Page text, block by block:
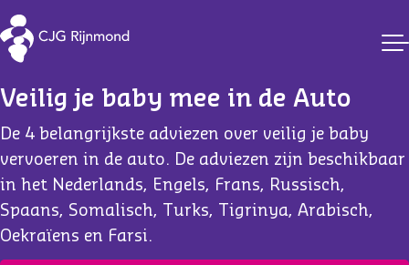
CJG Rijnmond
Veilig je baby mee in de Auto
De 4 belangrijkste adviezen over veilig je baby
vervoeren in de auto. De adviezen zijn beschikbaar
in het Nederlands, Engels, Frans, Russisch,
Spaans, Somalisch, Turks, Tigrinya, Arabisch,
Oekraïens en Farsi.